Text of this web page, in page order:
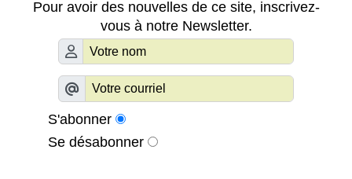
Pour avoir des nouvelles de ce site, inscrivez-
vous à notre Newsletter.
S'abonner
Se désabonner